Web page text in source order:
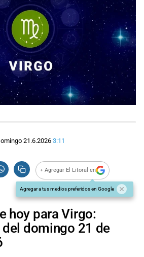
21.6.20263:11
+ Agregar El Litoral en
Agregar a tus medios preferidos en Google
hoy para Virgo:
domingo 21 de